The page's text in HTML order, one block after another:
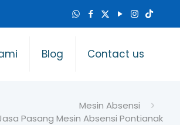
Blog Contact us
Mesin Absensi
Pasang Mesin Absensi Pontianak